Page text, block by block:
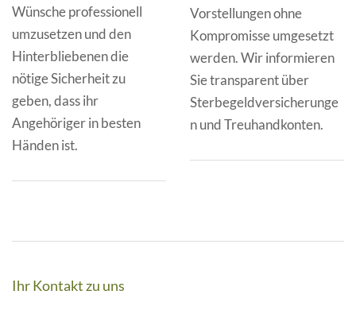
Wünsche professionell
umzusetzen und den
Hinterbliebenen die
nötige Sicherheit zu
geben, dass ihr
Angehöriger in besten
Händen ist.
Vorstellungen ohne
Kompromisse umgesetzt
werden. Wir informieren
Sie transparent über
Sterbegeldversicherunge
n und Treuhandkonten.
Ihr Kontakt zu uns